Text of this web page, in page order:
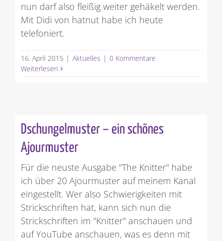
nun darf also fleißig weiter gehäkelt werden.
Mit Didi von hatnut habe ich heute
telefoniert.
16. April 2015 | Aktuelles | 0 Kommentare
Weiterlesen
Dschungelmuster – ein schönes
Ajourmuster
Für die neuste Ausgabe "The Knitter" habe
ich über 20 Ajourmuster auf meinem Kanal
eingestellt. Wer also Schwierigkeiten mit
Strickschriften hat, kann sich nun die
Strickschriften im "Knitter" anschauen und
auf YouTube anschauen, was es denn mit